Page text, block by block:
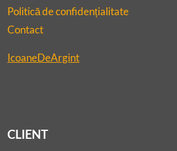
Politică de confidențialitate
Contact
IcoaneDeArgint
CLIENT